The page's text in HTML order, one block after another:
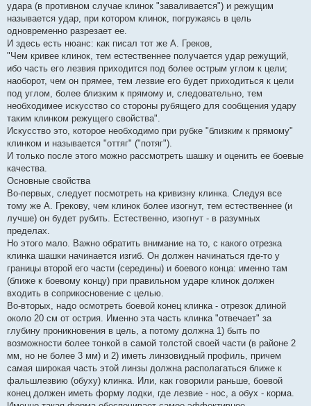
удара (в противном случае клинок "заваливается") и режущим
называется удар, при котором клинок, погружаясь в цель
одновременно разрезает ее.
И здесь есть нюанс: как писал тот же А. Греков,
"Чем кривее клинок, тем естественнее получается удар режущий,
ибо часть его лезвия приходится под более острым углом к цели;
наоборот, чем он прямее, тем лезвие его будет приходиться к цели
под углом, более близким к прямому и, следовательно, тем
необходимее искусство со стороны рубящего для сообщения удару
таким клинком режущего свойства".
Искусство это, которое необходимо при рубке "близким к прямому"
клинком и называется "оттяг" ("потяг").
И только после этого можно рассмотреть шашку и оценить ее боевые
качества.
Основные свойства
Во-первых, следует посмотреть на кривизну клинка. Следуя все
тому же А. Грекову, чем клинок более изогнут, тем естественнее (и
лучше) он будет рубить. Естественно, изогнут - в разумных
пределах.
Но этого мало. Важно обратить внимание на то, с какого отрезка
клинка шашки начинается изгиб. Он должен начинаться где-то у
границы второй его части (середины) и боевого конца: именно там
(ближе к боевому концу) при правильном ударе клинок должен
входить в соприкосновение с целью.
Во-вторых, надо осмотреть боевой конец клинка - отрезок длиной
около 20 см от острия. Именно эта часть клинка "отвечает" за
глубину проникновения в цель, а потому должна 1) быть по
возможности более тонкой в самой толстой своей части (в районе 2
мм, но не более 3 мм) и 2) иметь линзовидный профиль, причем
самая широкая часть этой линзы должна располагаться ближе к
фальшлезвию (обуху) клинка. Или, как говорили раньше, боевой
конец должен иметь форму лодки, где лезвие - нос, а обух - корма.